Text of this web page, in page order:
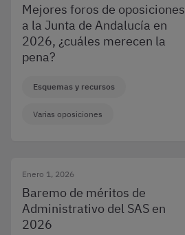
Mejores foros de oposiciones
a la Junta de Andalucía en
2026, ¿cuáles merecen la
pena?
Esquemas y recursos
Varias oposiciones
Enero 1, 2026
Baremo de méritos de
Administrativo del SAS en
2026